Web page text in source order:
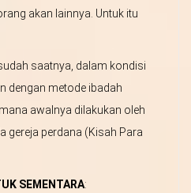
akan lainnya. Untuk itu
saatnya, dalam kondisi
dengan metode ibadah
awalnya dilakukan oleh
gereja perdana (Kisah Para
SEMENTARA: